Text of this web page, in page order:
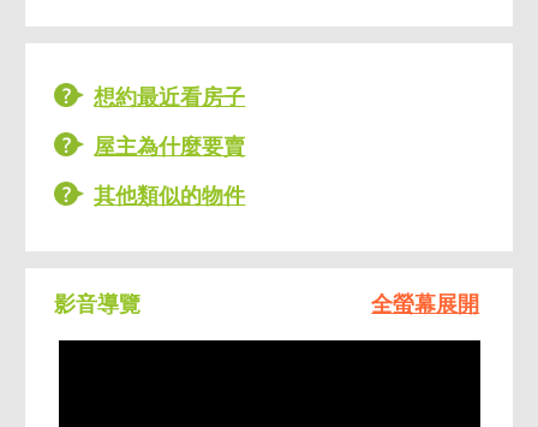
想約最近看房子
屋主為什麼要賣
其他類似的物件
影音導覽 全螢幕展開